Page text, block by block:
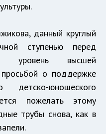
данный круглый
ступенью перед
высшей
просьбой о поддержке
детско-юношеского
пожелать этому
трубы снова, как в